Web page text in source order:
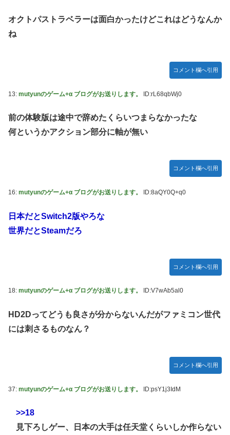
オクトパストラベラーは面白かったけどこれはどうなんか
ね
コメント欄へ引用
13: mutyunのゲーム+α ブログがお送りします。 ID:rL68qbWj0
前の体験版は途中で辞めたくらいつまらなかったな
何というかアクション部分に軸が無い
コメント欄へ引用
16: mutyunのゲーム+α ブログがお送りします。 ID:8aQY0Q+q0
日本だとSwitch2版やろな
世界だとSteamだろ
コメント欄へ引用
18: mutyunのゲーム+α ブログがお送りします。 ID:V7wAb5al0
HD2Dってどうも良さが分からないんだがファミコン世代
には刺さるものなん？
コメント欄へ引用
37: mutyunのゲーム+α ブログがお送りします。 ID:psY1j3IdM
>>18
見下ろしゲー、日本の大手は任天堂くらいしか作らない